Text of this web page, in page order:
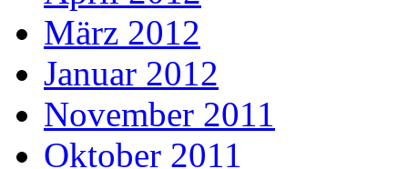
März 2012
Januar 2012
November 2011
Oktober 2011